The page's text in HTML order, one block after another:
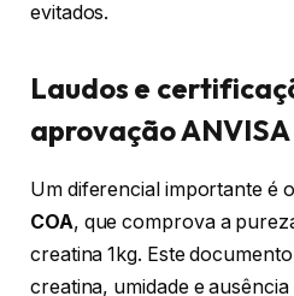
evitados.
Laudos e
aprovação ANVISA
Um diferencial importante é o
COA, que comprova a
creatina 1kg. Este
creatina, umidade e